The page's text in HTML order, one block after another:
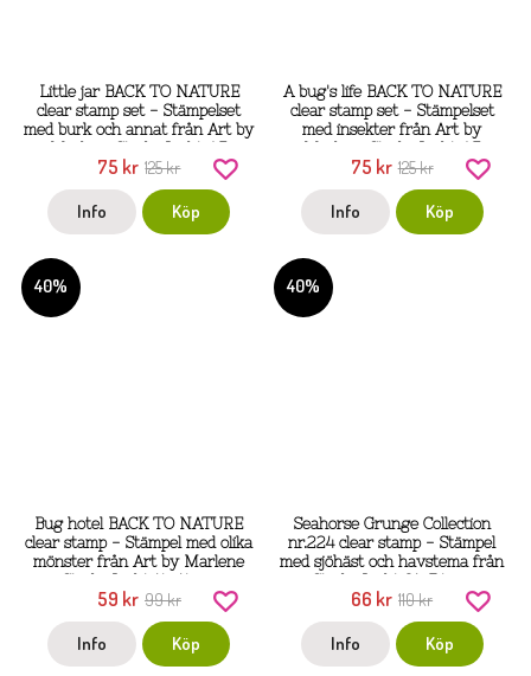
Little jar BACK TO NATURE
clear stamp set - Stämpelset
med burk och annat från Art by
Marlene Studio Light A5
75 kr 125 kr
Info Köp
A bug's life BACK TO NATURE
clear stamp set - Stämpelset
med insekter från Art by
Marlene Studio Light A5
75 kr 125 kr
Info Köp
40%
Bug hotel BACK TO NATURE
clear stamp - Stämpel med olika
mönster från Art by Marlene
Studio Light 14x14 cm
59 kr 99 kr
Info Köp
40%
Seahorse Grunge Collection
nr.224 clear stamp - Stämpel
med sjöhäst och havstema från
Studio Light 21x7,4 cm
66 kr 110 kr
Info Köp